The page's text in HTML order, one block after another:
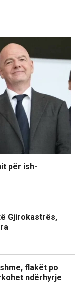
për ish-
Gjirokastrës,
flakët po
ndërhyrje